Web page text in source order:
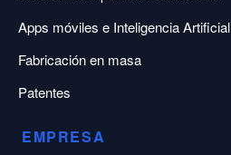
Apps móviles e Inteligencia Artificial
Fabricación en masa
Patentes
EMPRESA